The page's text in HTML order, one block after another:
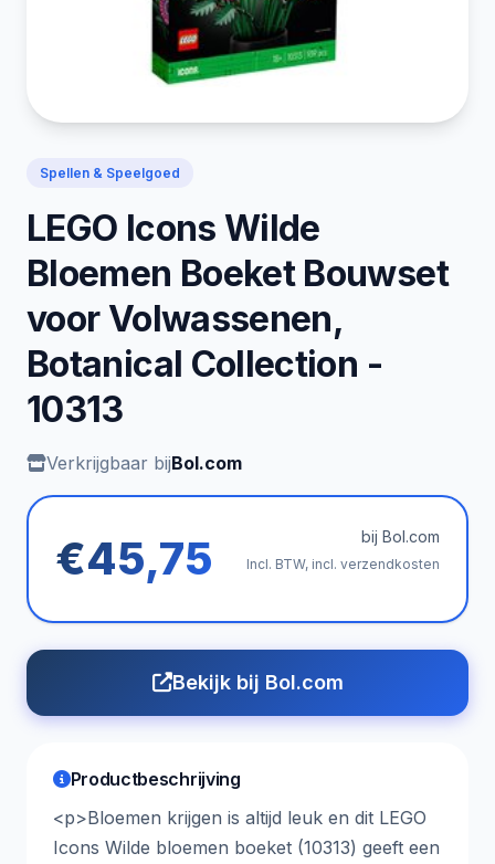
Spellen & Speelgoed
LEGO Icons Wilde
Bloemen Boeket Bouwset
voor Volwassenen,
Botanical Collection -
10313
Verkrijgbaar bijBol.com
€45,75 bij Bol.com
Incl. BTW, incl. verzendkosten
Bekijk bij Bol.com
Productbeschrijving
<p>Bloemen krijgen is altijd leuk en dit LEGO
Icons Wilde bloemen boeket (10313) geeft een